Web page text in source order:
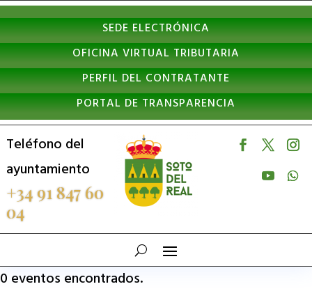
Nota:
este
sitio
web
incluye
un
sistema
de
accesibilidad.
SEDE ELECTRÓNICA
OFICINA VIRTUAL TRIBUTARIA
PERFIL DEL CONTRATANTE
PORTAL DE TRANSPARENCIA
Teléfono del
ayuntamiento
+34 91 847 60
04
0 eventos encontrados.